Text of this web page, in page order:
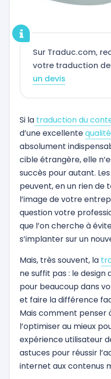
Sur Traduc.com,
votre traduction
un devis
Si la traduction du
d’une excellentequalité
absolument
cible étrangère, elle
succès pour autant. Les
peuvent, en un rien de
l’image de votre
question votre
que l’on cherche à
s’implanter sur un
Mais, très souvent, la
ne suffit pas : le
pour beaucoup dans
et faire la différence
Mais comment penser
l’optimiser au mieux
expérience utilisateur
astuces pour réussir
internet aux contenus